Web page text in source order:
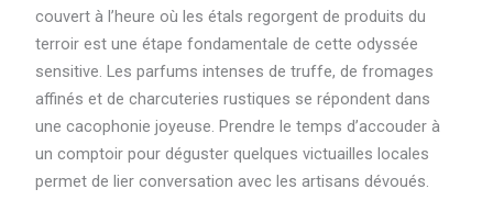
couvert à l’heure où les étals regorgent de produits du
terroir est une étape fondamentale de cette odyssée
sensitive. Les parfums intenses de truffe, de fromages
affinés et de charcuteries rustiques se répondent dans
une cacophonie joyeuse. Prendre le temps d’accouder à
un comptoir pour déguster quelques victuailles locales
permet de lier conversation avec les artisans dévoués.